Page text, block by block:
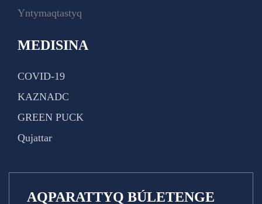
Yntymaqtastyq
MEDISINA
COVID-19
KAZNADC
GREEN PUCK
Qujattar
AQPARATTYQ BÚLETENGE